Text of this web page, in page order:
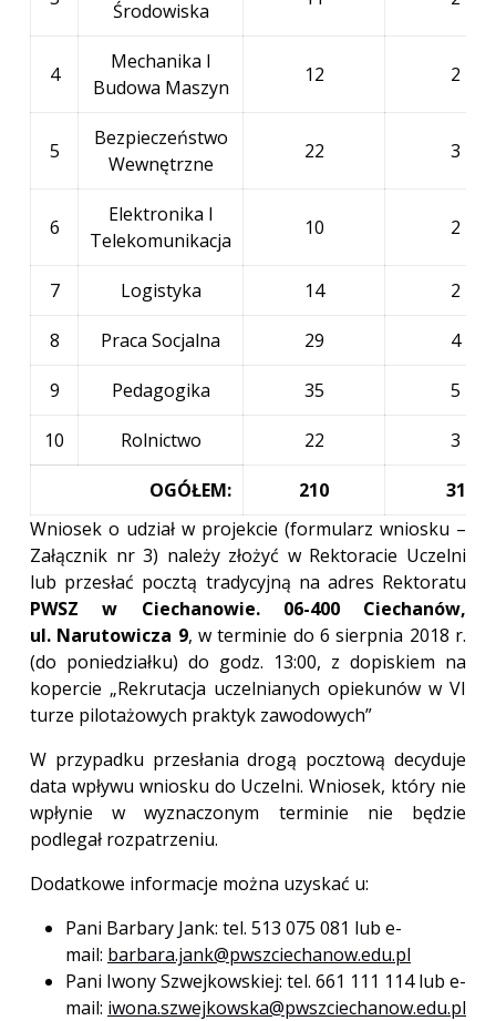
Środowiska
4
Mechanika I
Budowa Maszyn
12 2
5
Bezpieczeństwo
Wewnętrzne
22 3
6
Elektronika I
Telekomunikacja
10 2
7 Logistyka 14 2
8 Praca Socjalna 29 4
9 Pedagogika 35 5
10 Rolnictwo 22 3
OGÓŁEM: 210
31
Wniosek o udział w projekcie (formularz wniosku –
Załącznik nr 3) należy złożyć w Rektoracie Uczelni
lub przesłać pocztą tradycyjną na adres Rektoratu
PWSZ w Ciechanowie. 06-400 Ciechanów,
ul. Narutowicza 9, w terminie do 6sierpnia 2018 r.
(do poniedziałku) do godz. 13:00, z dopiskiem na
kopercie „Rekrutacja uczelnianych opiekunów w VI
turze pilotażowych praktyk zawodowych”
W przypadku przesłania drogą pocztową decyduje
data wpływu wniosku do Uczelni. Wniosek, który nie
wpłynie w wyznaczonym terminie nie będzie
podlegał rozpatrzeniu.
Dodatkowe informacje można uzyskać u:
Pani Barbary Jank: tel. 513 075 081 lub e-
mail: barbara.jank@pwszciechanow.edu.pl
Pani Iwony Szwejkowskiej: tel. 661 111 114 lub e-
mail: iwona.szwejkowska@pwszciechanow.edu.pl